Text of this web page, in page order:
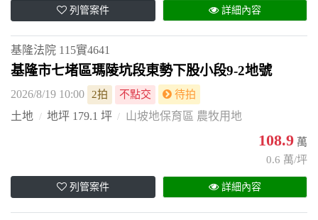
列管案件 詳細內容
基隆法院 115實4641
基隆市七堵區瑪陵坑段東勢下股小段9-2地號
2026/8/19 10:00 2拍 不點交 待拍
土地 地坪 179.1 坪 山坡地保育區 農牧用地
108.9 萬
0.6 萬/坪
列管案件 詳細內容